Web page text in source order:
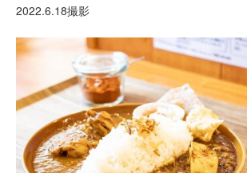
2022.6.18撮影